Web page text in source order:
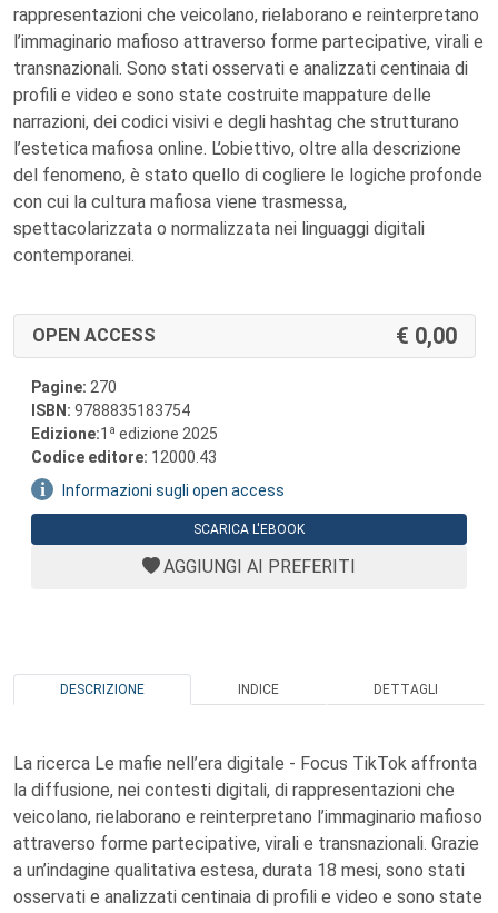
rappresentazioni che veicolano, rielaborano e reinterpretano
l’immaginario mafioso attraverso forme partecipative, virali e
transnazionali. Sono stati osservati e analizzati centinaia di
profili e video e sono state costruite mappature delle
narrazioni, dei codici visivi e degli hashtag che strutturano
l’estetica mafiosa online. L’obiettivo, oltre alla descrizione
del fenomeno, è stato quello di cogliere le logiche profonde
con cui la cultura mafiosa viene trasmessa,
spettacolarizzata o normalizzata nei linguaggi digitali
contemporanei.
OPEN ACCESS 0,00
Pagine: 270
ISBN: 9788835183754
Edizione:1 a edizione 2025
Codice editore: 12000.43
Informazioni sugli open access
SCARICA L'EBOOK
AGGIUNGI AI PREFERITI
DESCRIZIONE INDICE DETTAGLI
La ricerca Le mafie nell’era digitale - Focus TikTok affronta
la diffusione, nei contesti digitali, di rappresentazioni che
veicolano, rielaborano e reinterpretano l’immaginario mafioso
attraverso forme partecipative, virali e transnazionali. Grazie
a un’indagine qualitativa estesa, durata 18 mesi, sono stati
osservati e analizzati centinaia di profili e video e sono state